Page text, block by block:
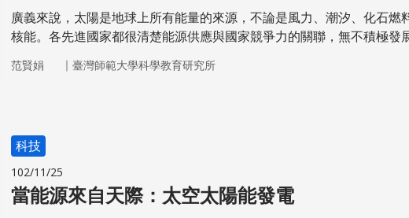
廣義來說，太陽是地球上所有能量的來源，不論是風力、潮汐、化石燃
核能。各先進國家都很清楚能源供應與國家競爭力的關聯，無不積極發
范賢娟 ｜ 臺灣師範大學科學教育研究所
科技
102/11/25
當能源來自天際：太空太陽能發電